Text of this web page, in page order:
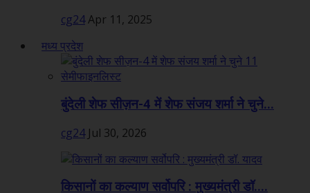
cg24Apr 11, 2025
मध्य प्रदेश
बुंदेली शेफ सीज़न-4 में शेफ संजय शर्मा ने चुने...
cg24 Jul 30, 2026
किसानों का कल्याण सर्वोपरि : मुख्यमंत्री डॉ....